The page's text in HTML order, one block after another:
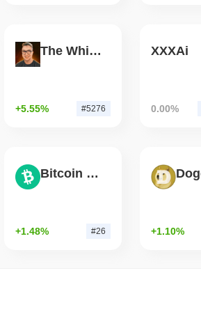
Bitcoin po tym, jak atakujący AI
The White Bull
+5.55% #5276
XXXAi
0.00%
Bitcoin Cash
+1.48% #26 +1.10%